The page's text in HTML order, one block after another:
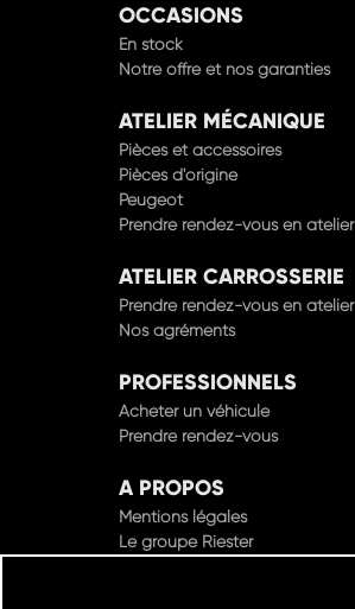
OCCASIONS
En stock
Notre offre et nos garanties
ATELIER MÉCANIQUE
Pièces et accessoires
Pièces d'origine
Peugeot
Prendre rendez-vous en atelier
ATELIER CARROSSERIE
Prendre rendez-vous en atelier
Nos agréments
PROFESSIONNELS
Acheter un véhicule
Prendre rendez-vous
A PROPOS
Mentions légales
Le groupe Riester